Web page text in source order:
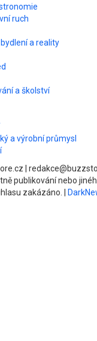
ruch
a reality
a školství
a výrobní průmysl
|
publikování nebo
zakázáno.